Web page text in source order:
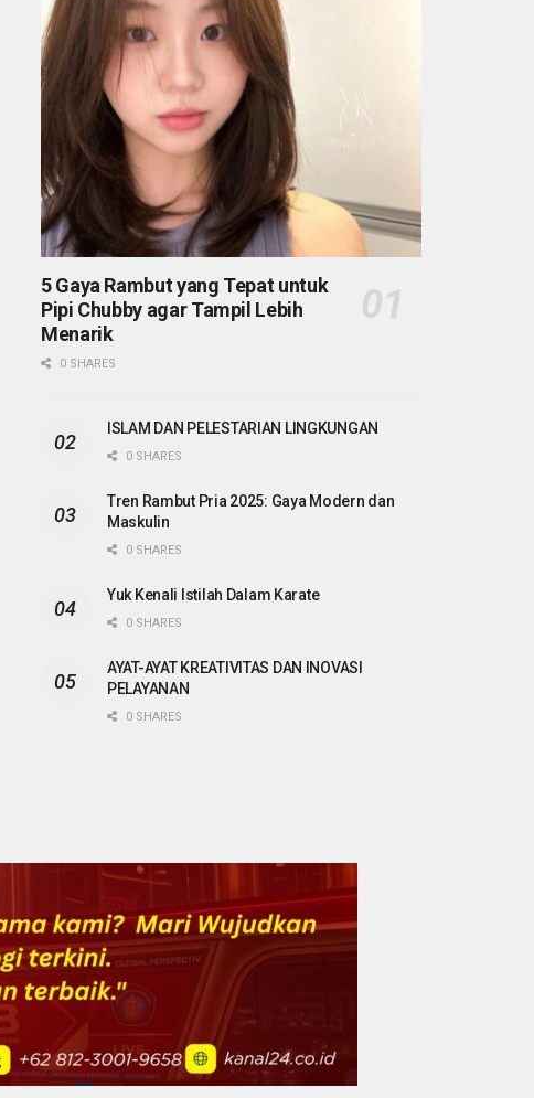
5 Gaya Rambut yang Tepat untuk
Pipi Chubby agar Tampil Lebih
Menarik
0 SHARES
ISLAM DAN PELESTARIAN LINGKUNGAN
0 SHARES
Tren Rambut Pria 2025: Gaya Modern dan
Maskulin
0 SHARES
Yuk Kenali Istilah Dalam Karate
0 SHARES
AYAT-AYAT KREATIVITAS DAN INOVASI
PELAYANAN
0 SHARES